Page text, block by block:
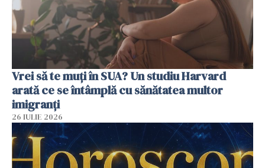
Vrei să te muți în SUA? Un studiu Harvard
arată ce se întâmplă cu sănătatea multor
imigranți
26 IULIE 2026